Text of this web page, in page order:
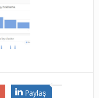
Paylaş